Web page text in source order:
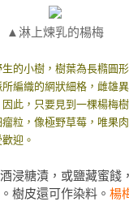
▲淋上煉乳的楊梅
小樹，樹葉為長橢圓
編織的網狀細格，雌雄
此，只要見到一棵楊梅
粒，像極野草莓，唯果
迎。
糖漬，或鹽藏蜜餞
樹皮還可作染料。 楊